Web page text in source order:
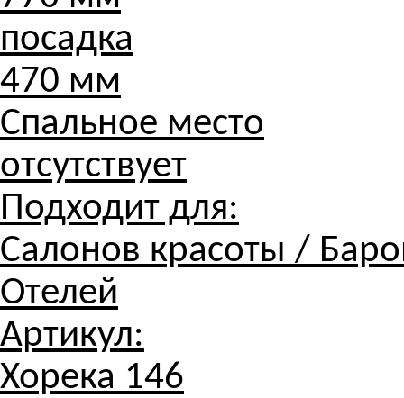
посадка
470 мм
Спальное место
отсутствует
Подходит для:
Салонов красоты /
Отелей
Артикул:
Хорека 146